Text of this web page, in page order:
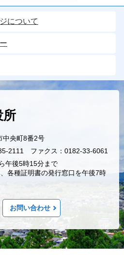
について
所
央町8番2号
2111 ファクス：0182-33-6061
午後5時15分まで
各種証明書の発行窓口を午後7時
お問い合わせ